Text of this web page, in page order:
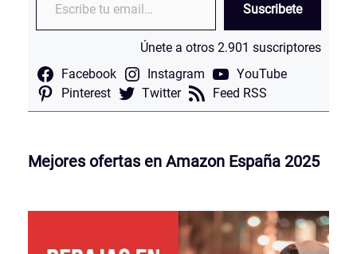
Suscribete
Únete a otros 2.901 suscriptores
Facebook Instagram
YouTube
Pinterest
Twitter Feed RSS
Mejores ofertas en Amazon España 2025